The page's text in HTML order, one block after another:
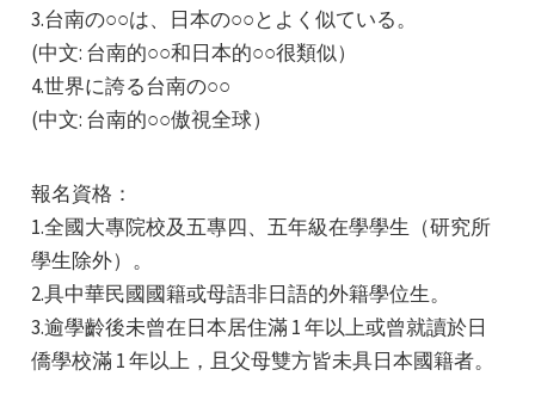
3.台南の○○は、日本の○○とよく似ている。
(中文: 台南的○○和日本的○○很類似）
4.世界に誇る台南の○○
(中文: 台南的○○傲視全球）
報名資格：
1.全國大專院校及五專四、五年級在學學生（研究所
學生除外）。
2.具中華民國國籍或母語非日語的外籍學位生。
3.逾學齡後未曾在日本居住滿 1 年以上或曾就讀於日
僑學校滿 1 年以上，且父母雙方皆未具日本國籍者。